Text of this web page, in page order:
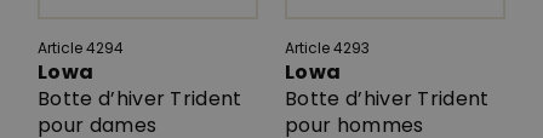
Article 4294
Lowa
Botte d’hiver Trident
pour dames
Article 4293
Lowa
Botte d’hiver Trident
pour hommes